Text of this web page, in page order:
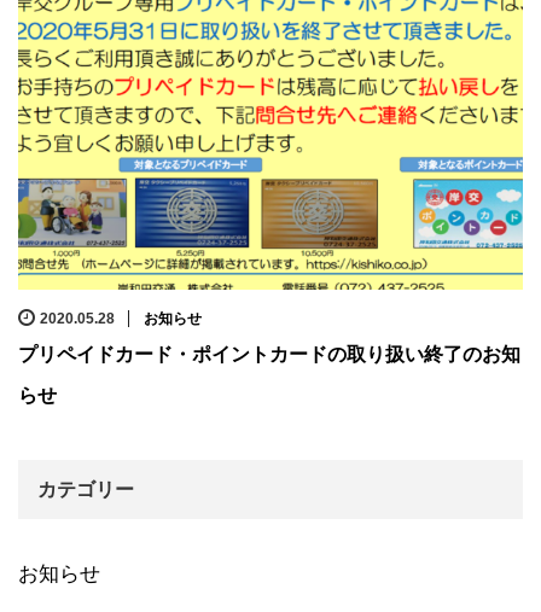
2020.05.28 お知らせ
プリペイドカード・ポイントカードの取り扱い終了のお知
らせ
カテゴリー
お知らせ